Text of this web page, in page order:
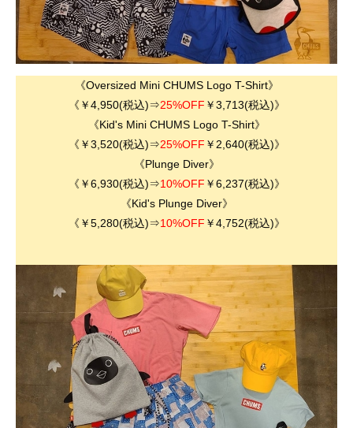
《Oversized Mini CHUMS Logo T-Shirt》
《￥4,950(税込)⇒25%OFF ￥3,713(税込)》
《Kid's Mini CHUMS Logo T-Shirt》
《￥3,520(税込)⇒25%OFF ￥2,640(税込)》
《Plunge Diver》
《￥6,930(税込)⇒10%OFF ￥6,237(税込)》
《Kid's Plunge Diver》
《￥5,280(税込)⇒10%OFF ￥4,752(税込)》